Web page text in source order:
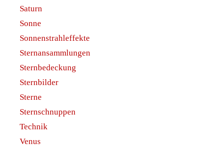
Saturn
Sonne
Sonnenstrahleffekte
Sternansammlungen
Sternbedeckung
Sternbilder
Sterne
Sternschnuppen
Technik
Venus